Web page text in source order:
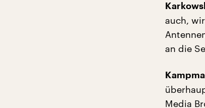
auch,
an die
Media